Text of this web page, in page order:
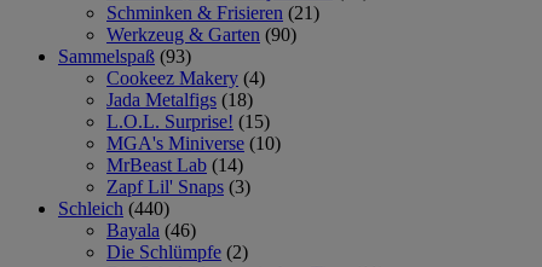
Schminken & Frisieren (21)
Werkzeug & Garten (90)
Sammelspaß (93)
Cookeez Makery (4)
Jada Metalfigs (18)
L.O.L. Surprise! (15)
MGA's Miniverse (10)
MrBeast Lab (14)
Zapf Lil' Snaps (3)
Schleich (440)
Bayala (46)
Die Schlümpfe (2)